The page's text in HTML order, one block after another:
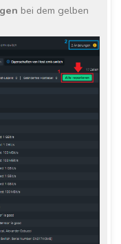
bei dem gelben